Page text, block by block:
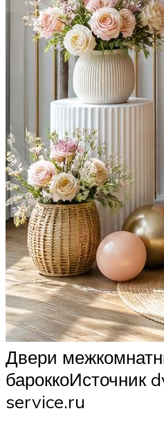
Двери
бароккоИсточник
service.ru